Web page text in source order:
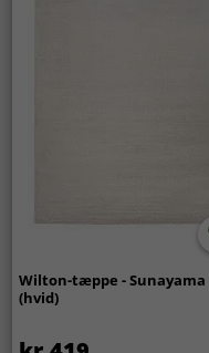
Wilton-tæppe - Sunayama
(hvid)